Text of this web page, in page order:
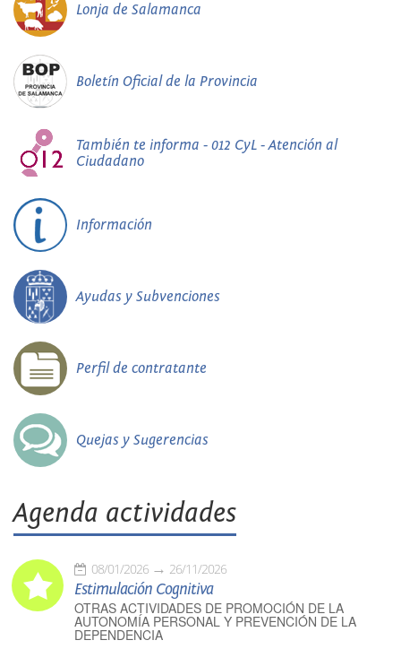
Lonja de Salamanca
Boletín Oficial de la Provincia
También te informa - 012 CyL - Atención al
Ciudadano
Información
Ayudas y Subvenciones
Perfil de contratante
Quejas y Sugerencias
Agenda actividades
08/01/2026 26/11/2026
Estimulación Cognitiva
OTRAS ACTIVIDADES DE PROMOCIÓN DE LA
AUTONOMÍA PERSONAL Y PREVENCIÓN DE LA
DEPENDENCIA